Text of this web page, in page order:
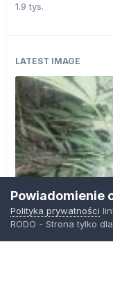
1.9 tys.
LATEST IMAGE
Powiadomienie
Polityka prywatności
RODO - Strona tylko